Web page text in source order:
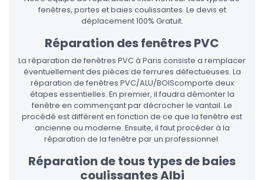
fenêtres, portes et baies coulissantes. Le devis et
déplacement 100% Gratuit.
Réparation des fenêtres PVC
La réparation de fenêtres PVC à Paris consiste a remplacer
éventuellement des pièces de ferrures défectueuses. La
réparation de fenêtres PVC/ALU/BOIScomporte deux
étapes essentielles. En premier, il faudra démonter la
fenêtre en commençant par décrocher le vantail. Le
procédé est différent en fonction de ce que la fenêtre est
ancienne ou moderne. Ensuite, il faut procéder à la
réparation de la fenêtre par un professionnel.
Réparation de tous types de baies
coulissantes Albi